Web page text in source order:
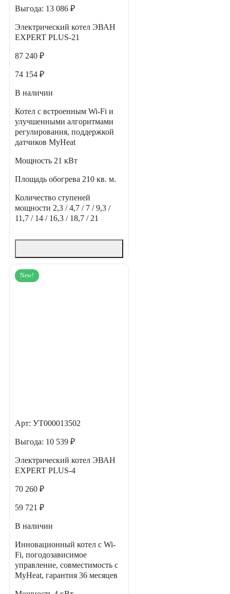
Выгода: 13 086 ₽
Электрический котел ЭВАН
EXPERT PLUS-21
87 240 ₽
74 154 ₽
В наличии
Котел с встроенным Wi-Fi и
улучшенными алгоритмами
регулирования, поддержкой
датчиков MyHeat
Мощность 21 кВт
Площадь обогрева 210 кв. м.
Количество ступеней
мощности 2,3 / 4,7 / 7 / 9,3 /
11,7 / 14 / 16,3 / 18,7 / 21
New!
Арт: УТ000013502
Выгода: 10 539 ₽
Электрический котел ЭВАН
EXPERT PLUS-4
70 260 ₽
59 721 ₽
В наличии
Инновационный котел с Wi-
Fi, погодозависимое
управление, совместимость с
MyHeat, гарантия 36 месяцев